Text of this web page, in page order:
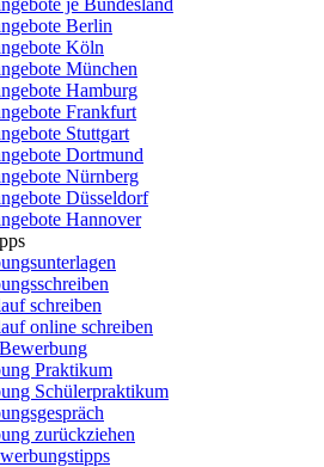
je Bundesland
Berlin
Köln
München
Hamburg
Frankfurt
Stuttgart
Dortmund
Nürnberg
Düsseldorf
Hannover
schreiben
online schreiben
Praktikum
Schülerpraktikum
zurückziehen